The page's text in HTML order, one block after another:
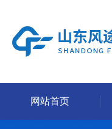
网站首页